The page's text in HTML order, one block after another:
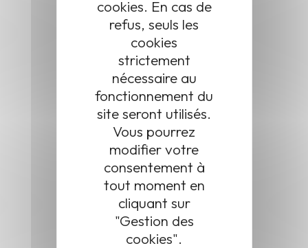
Châtillon-le-Duc est une commune de 2022 habitants (chiffre
INSEE 2015). Le territoire couvre une superficie de 626 ha, il est
situé au nord du Grand Besançon Métropole (GBM).
Standard
03 81 58 86 55
Urbanisme et état civil
03 81 58 54 51
Newsletter
cookies. En cas de
refus, seuls les
cookies
strictement
nécessaire au
fonctionnement du
site seront utilisés.
Vous pourrez
modifier votre
consentement à
tout moment en
cliquant sur
"Gestion des
cookies".